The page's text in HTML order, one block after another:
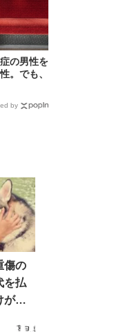
の男性を
。でも、
by
傷の
を払
がえ